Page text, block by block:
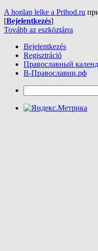
A honlap lelke a Prihod.ru
[Bejelentkezés]
Tovább az eszköztárra
Bejelentkezés
Regisztráció
Православный
В-Православии.рф